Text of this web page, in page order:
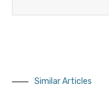
Similar Articles